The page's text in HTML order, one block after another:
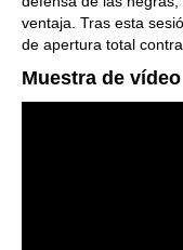
ventaja. Tras esta
de apertura total
Muestra de vídeo